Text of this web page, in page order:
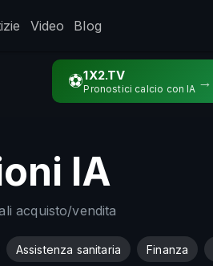
Video Blog
⚽1X2.TV
Pronostici calcio con IA →
IA
acquisto/vendita
Assistenza sanitaria Finanza